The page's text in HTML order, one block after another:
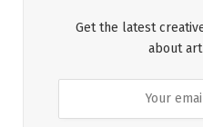
Get the latest
about